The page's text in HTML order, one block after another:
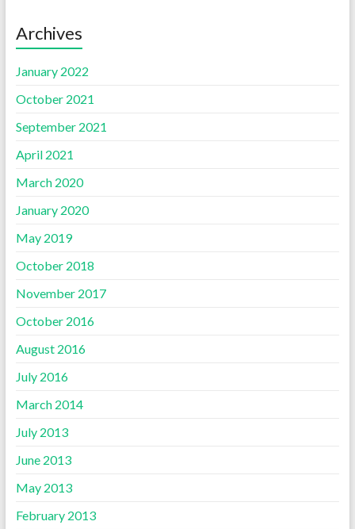
Archives
January 2022
October 2021
September 2021
April 2021
March 2020
January 2020
May 2019
October 2018
November 2017
October 2016
August 2016
July 2016
March 2014
July 2013
June 2013
May 2013
February 2013